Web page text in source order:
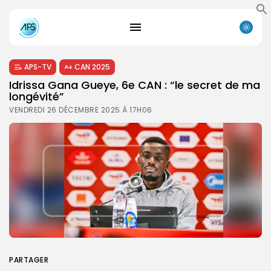
APS-TV CAN 2025
Idrissa Gana Gueye, 6e CAN : “le secret de ma
longévité”
VENDREDI 26 DÉCEMBRE 2025 À 17H06
PARTAGER